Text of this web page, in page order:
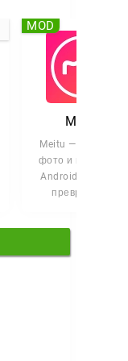
Meitu
Meitu — редактор
фото и видео для
Android, который
превращает
MOD